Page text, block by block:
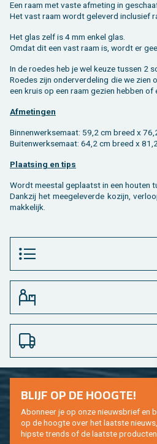
Een raam met vaste af­me­ting in
Het vast raam wordt ge­le­verd in­clu­sief
Het glas zelf is 4 mm enkel glas.
Omdat dit een vast raam is, wordt er
In de roe­des heb je wel keuze tus­sen 2
Roe­des zijn on­der­ver­de­ling die we zien
een kruis op een raam ge­zien heb­ben of
Af­me­tin­gen
Bin­nen­werk­semaat: 59,2 cm breed x
Bui­ten­werk­semaat: 64,2 cm breed x
Plaat­sing en tips
Wordt mee­st­al ge­plaatst in een hou­ten
Dank­zij het mee­ge­le­ver­de ko­zijn,
mak­ke­lijk.
BLIJF OP DE HOOG­TE!
Abon­neer je op onze nieuws­brief en
op de hoog­te over het laat­ste
hip­s­te trends of de laat­ste pro­duc­ten.